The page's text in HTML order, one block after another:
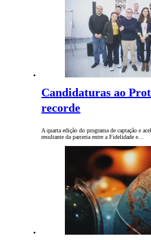
Candidaturas ao
recorde
A quarta edição do programa de captação e
resultante da parceria entre a Fidelidade e…